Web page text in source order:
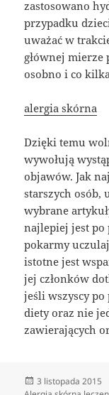
zastosowano
przypadku
uważać w
głównej mierze
osobno i co
alergia skórna
Dzięki temu
wywołują
objawów. Jak
starszych osób,
wybrane
najlepiej jest
pokarmy
istotne jest
jej członków
jeśli wszyscy po
diety oraz nie
zawierających
Data
3 listopada 2015